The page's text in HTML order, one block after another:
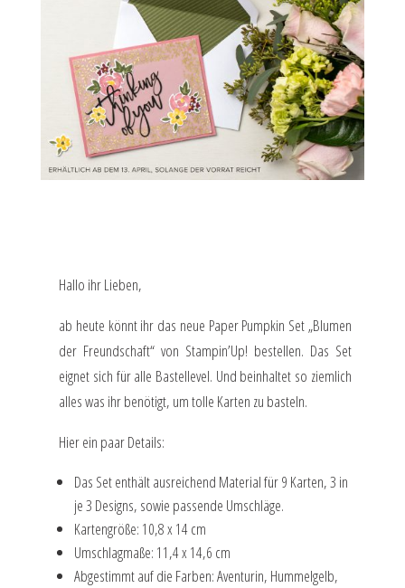
Hallo ihr Lieben,
ab heute könnt ihr das neue Paper Pumpkin Set „Blumen
der Freundschaft“ von Stampin’Up! bestellen. Das Set
eignet sich für alle Bastellevel. Und beinhaltet so ziemlich
alles was ihr benötigt, um tolle Karten zu basteln.
Hier ein paar Details:
Das Set enthält ausreichend Material für 9 Karten, 3 in
je 3 Designs, sowie passende Umschläge.
Kartengröße: 10,8 x 14 cm
Umschlagmaße: 11,4 x 14,6 cm
Abgestimmt auf die Farben: Aventurin, Hummelgelb,